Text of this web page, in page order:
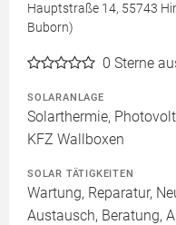
Hauptstraße 14, 55743
Buborn)
0 Sterne
SOLARANLAGE
Solarthermie,
KFZ Wallboxen
SOLAR TÄTIGKEITEN
Wartung, Reparatur,
Austausch, Beratung,